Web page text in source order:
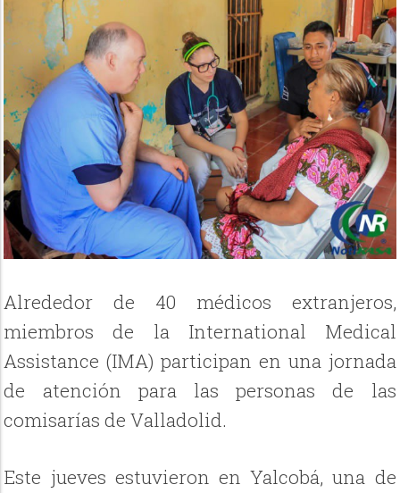
Alrededor de 40 médicos extranjeros,
miembros de la International Medical
Assistance (IMA) participan en una jornada
de atención para las personas de las
comisarías de Valladolid.
Este jueves estuvieron en Yalcobá, una de